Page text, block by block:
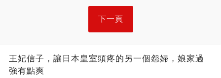
下一頁
王妃信子，讓日本皇室頭疼的另一個怨婦，娘家過
強有點爽